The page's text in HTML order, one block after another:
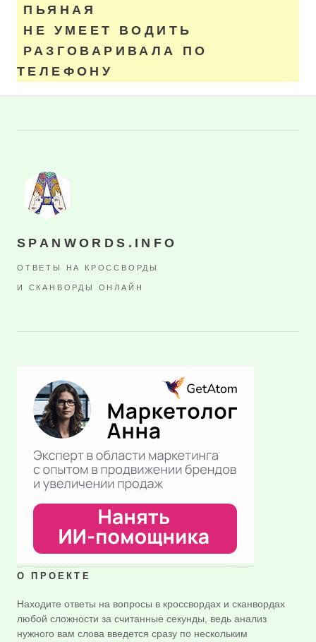
ПЬЯНАЯ
НЕ УМЕЕТ ВОДИТЬ
РАЗГОВАРИВАЛА ПО
ТЕЛЕФОНУ
SPANWORDS.INFO
ОТВЕТЫ НА КРОССВОРДЫ
И СКАНВОРДЫ ОНЛАЙН
О ПРОЕКТЕ
Находите ответы на вопросы в кроссвордах и сканвордах
любой сложности за считанные секунды, ведь анализ
нужного вам слова введется сразу по нескольким